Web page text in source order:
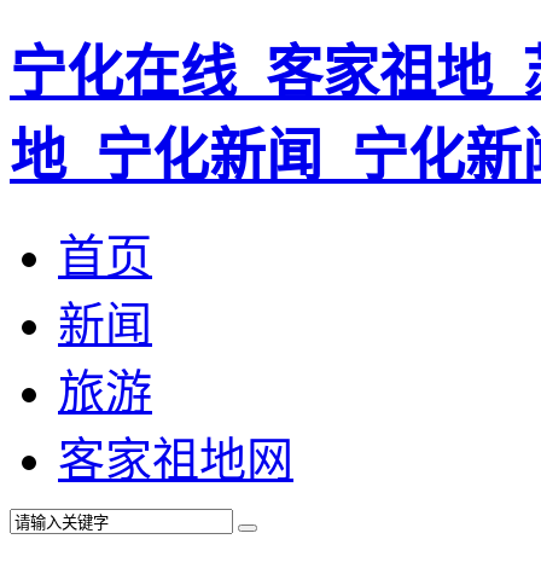
宁化在线_客家祖地
地_宁化新闻_宁化
首页
新闻
旅游
客家祖地网